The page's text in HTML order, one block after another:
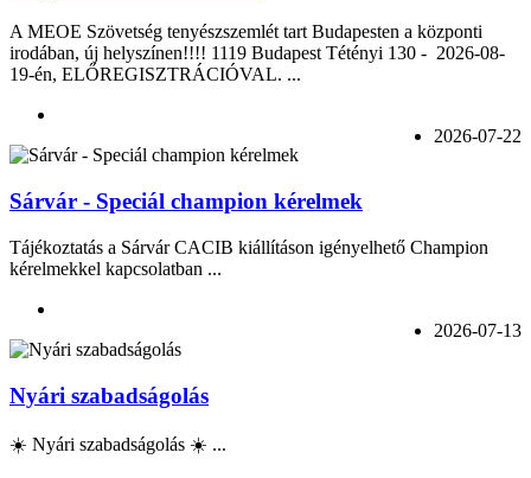
A MEOE Szövetség tenyészszemlét tart Budapesten a központi
irodában, új helyszínen!!!! 1119 Budapest Tétényi 130 - 2026-08-
19-én, ELŐREGISZTRÁCIÓVAL. ...
2026-07-22
Sárvár - Speciál champion kérelmek
Tájékoztatás a Sárvár CACIB kiállításon igényelhető Champion
kérelmekkel kapcsolatban ...
2026-07-13
Nyári szabadságolás
☀️ Nyári szabadságolás ☀️ ...